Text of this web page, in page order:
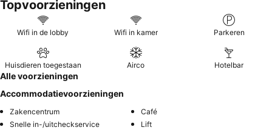
Topvoorzieningen
Wifi in de lobby Wifi in kamer Parkeren
Huisdieren toegestaan Airco Hotelbar
Alle voorzieningen
Accommodatievoorzieningen
Zakencentrum
Café
Snelle in-/uitcheckservice
Lift